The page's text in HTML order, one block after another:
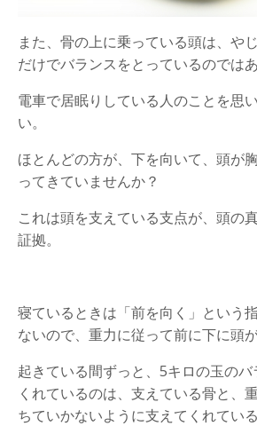
また、骨の上に乗っている頭は、や
だけでバランスをとっているのではあ
電車で居眠りしている人のことを思
い。
ほとんどの方が、下を向いて、頭が
ってきていませんか？
これは頭を支えている支点が、頭の
証拠。
寝ているときは「前を向く」という
ないので、重力に従って前に下に頭
起きている間ずっと、5キロの玉の
くれているのは、支えている骨と、
ちていかないように支えてくれてい